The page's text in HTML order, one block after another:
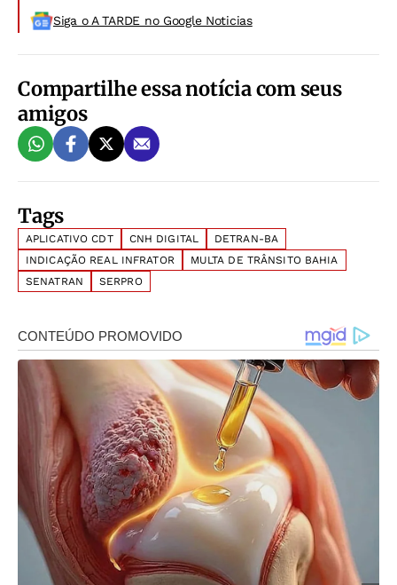
Siga o A TARDE no Google Noticias
Compartilhe essa notícia com seus
amigos
Tags
APLICATIVO CDT CNH DIGITAL
DETRAN-BA
INDICAÇÃO REAL INFRATOR
MULTA DE TRÂNSITO BAHIA
SENATRAN
SERPRO